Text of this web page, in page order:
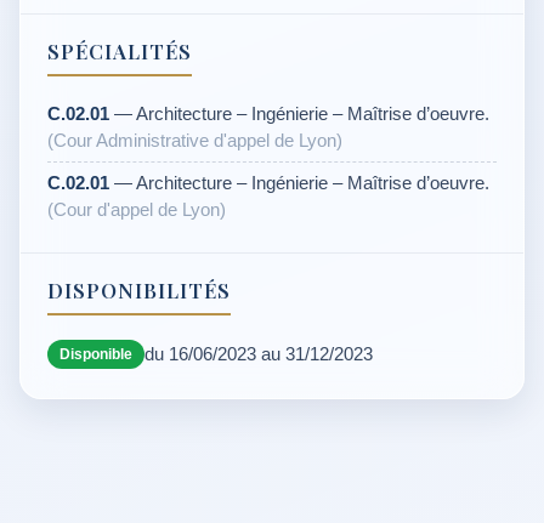
SPÉCIALITÉS
C.02.01 — Architecture – Ingénierie – Maîtrise d’oeuvre.
(Cour Administrative d'appel de Lyon)
C.02.01 — Architecture – Ingénierie – Maîtrise d’oeuvre.
(Cour d'appel de Lyon)
DISPONIBILITÉS
Disponible du 16/06/2023 au 31/12/2023